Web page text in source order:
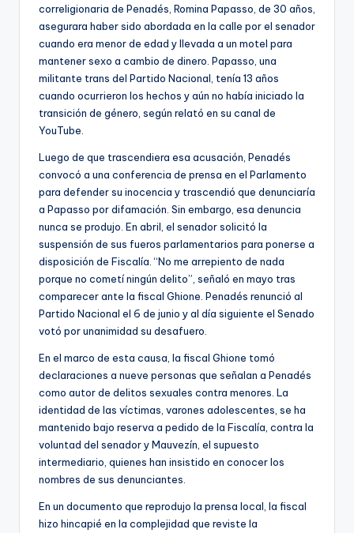
correligionaria de Penadés, Romina Papasso, de 30 años,
asegurara haber sido abordada en la calle por el senador
cuando era menor de edad y llevada a un motel para
mantener sexo a cambio de dinero. Papasso, una
militante trans del Partido Nacional, tenía 13 años
cuando ocurrieron los hechos y aún no había iniciado la
transición de género, según relató en su canal de
YouTube.
Luego de que trascendiera esa acusación, Penadés
convocó a una conferencia de prensa en el Parlamento
para defender su inocencia y trascendió que denunciaría
a Papasso por difamación. Sin embargo, esa denuncia
nunca se produjo. En abril, el senador solicitó la
suspensión de sus fueros parlamentarios para ponerse a
disposición de Fiscalía. “No me arrepiento de nada
porque no cometí ningún delito”, señaló en mayo tras
comparecer ante la fiscal Ghione. Penadés renunció al
Partido Nacional el 6 de junio y al día siguiente el Senado
votó por unanimidad su desafuero.
En el marco de esta causa, la fiscal Ghione tomó
declaraciones a nueve personas que señalan a Penadés
como autor de delitos sexuales contra menores. La
identidad de las víctimas, varones adolescentes, se ha
mantenido bajo reserva a pedido de la Fiscalía, contra la
voluntad del senador y Mauvezín, el supuesto
intermediario, quienes han insistido en conocer los
nombres de sus denunciantes.
En un documento que reprodujo la prensa local, la fiscal
hizo hincapié en la complejidad que reviste la